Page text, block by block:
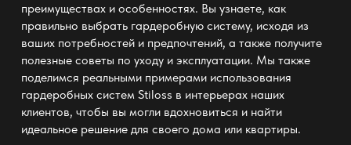
преимуществах и особенностях. Вы узнаете, как
правильно выбрать гардеробную систему, исходя из
ваших потребностей и предпочтений, а также получите
полезные советы по уходу и эксплуатации. Мы также
поделимся реальными примерами использования
гардеробных систем Stiloss в интерьерах наших
клиентов, чтобы вы могли вдохновиться и найти
идеальное решение для своего дома или квартиры.